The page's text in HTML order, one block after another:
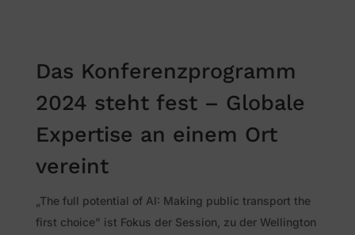
Das Konferenzprogramm
2024 steht fest – Globale
Expertise an einem Ort
vereint
„The full potential of AI: Making public transport the
first choice” ist Fokus der Session, zu der Wellington